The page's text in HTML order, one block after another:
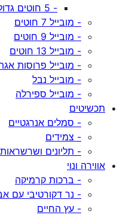
- 5 חוטים גדול
- מובייל 7 חוטים
- מובייל 9 חוטים
- מובייל 13 חוטים
- מובייל פרוסות
- מובייל נבל
- מובייל ספירלה
תכשיטים
- סמלים אנרגטיים
- צמידים
- תליונים ושרשראות
אווירה ונוי
- ברכות קרמיקה
- נר דקורטיבי עם
- עץ החיים